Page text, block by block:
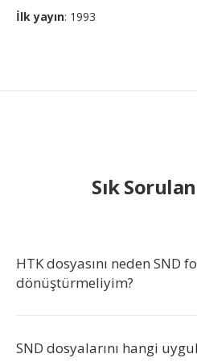
İlk yayın: 1993
Sık
HTK dosyasını neden SND
dönüştürmeliyim?
SND dosyalarını hangi